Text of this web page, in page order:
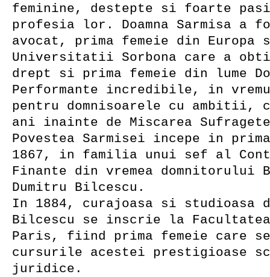
feminine, destepte si foarte
profesia lor. Doamna Sarmisa a
avocat, prima femeie din
Universitatii Sorbona care a
drept si prima femeie din lume
Performante incredibile, in
pentru domnisoarele cu ambitii,
ani inainte de Miscarea
Povestea Sarmisei incepe in
1867, in familia unui sef al
Finante din vremea domnitorului
Dumitru Bilcescu.
In 1884, curajoasa si studioasa
Bilcescu se inscrie la
Paris, fiind prima femeie care se
cursurile acestei prestigioase
juridice.